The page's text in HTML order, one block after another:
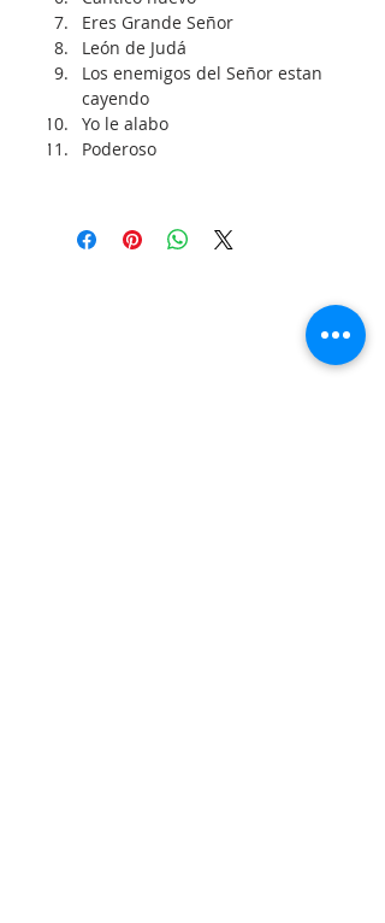
Eres Grande Señor
León de Judá
Los enemigos del Señor estan
cayendo
Yo le alabo
Poderoso
SOBRE NOSOTROS
SOMOS UNA IGLESIA QUE CREE EN
JESUCRISTO COMO NUESTRO SEÑOR Y